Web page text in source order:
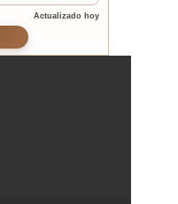
Actualizado hoy